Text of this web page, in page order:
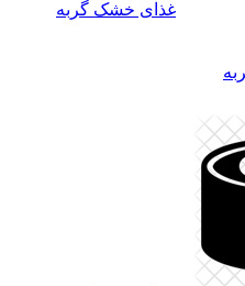
غذای خشک گربه